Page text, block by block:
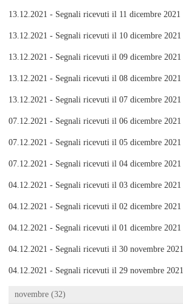
13.12.2021 - Segnali ricevuti il 11 dicembre 2021
13.12.2021 - Segnali ricevuti il 10 dicembre 2021
13.12.2021 - Segnali ricevuti il 09 dicembre 2021
13.12.2021 - Segnali ricevuti il 08 dicembre 2021
13.12.2021 - Segnali ricevuti il 07 dicembre 2021
07.12.2021 - Segnali ricevuti il 06 dicembre 2021
07.12.2021 - Segnali ricevuti il 05 dicembre 2021
07.12.2021 - Segnali ricevuti il 04 dicembre 2021
04.12.2021 - Segnali ricevuti il 03 dicembre 2021
04.12.2021 - Segnali ricevuti il 02 dicembre 2021
04.12.2021 - Segnali ricevuti il 01 dicembre 2021
04.12.2021 - Segnali ricevuti il 30 novembre 2021
04.12.2021 - Segnali ricevuti il 29 novembre 2021
novembre (32)